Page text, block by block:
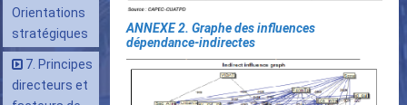
Orientations
stratégiques
7. Principes
directeurs et
ANNEXE 2. Graphe des influences
dépendance-indirectes